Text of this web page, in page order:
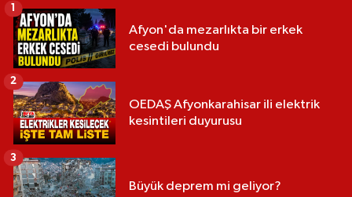
Afyon'da mezarlıkta bir erkek
cesedi bulundu
1
OEDAŞ Afyonkarahisar ili elektrik
kesintileri duyurusu
2
Büyük deprem mi geliyor?
3